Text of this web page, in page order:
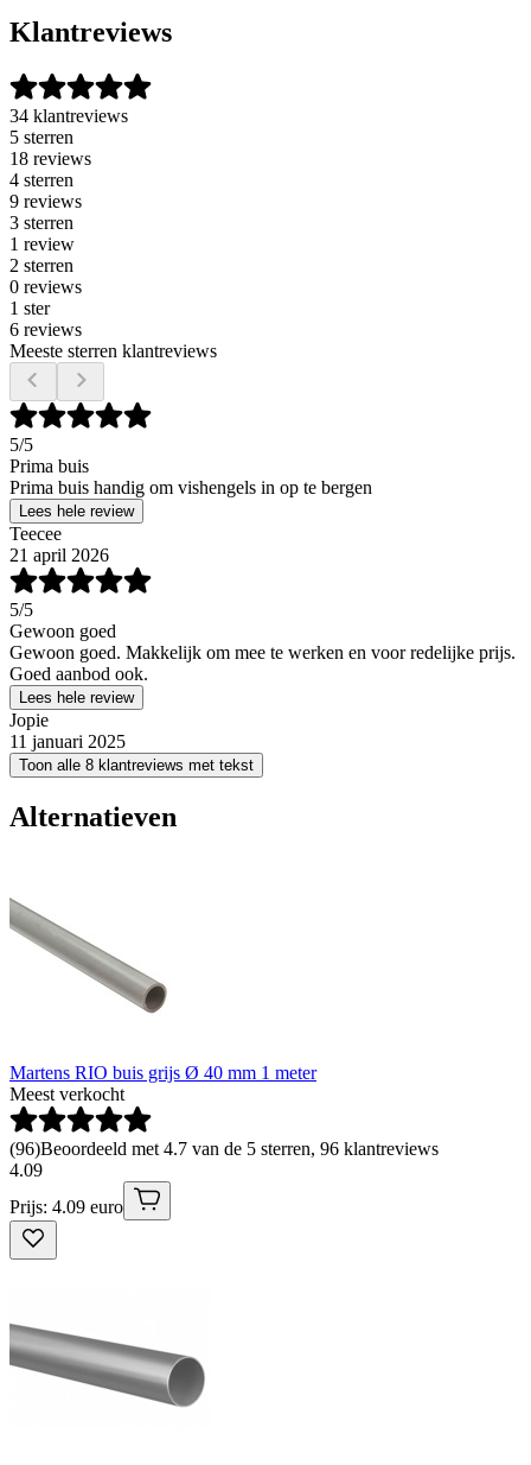
Klantreviews
34 klantreviews
5 sterren
18 reviews
4 sterren
9 reviews
3 sterren
1 review
2 sterren
0 reviews
1 ster
6 reviews
Meeste sterren klantreviews
5/5
Prima buis
Prima buis handig om vishengels in op te bergen
Lees hele review
Teecee
21 april 2026
5/5
Gewoon goed
Gewoon goed. Makkelijk om mee te werken en voor redelijke prijs.
Goed aanbod ook.
Lees hele review
Jopie
11 januari 2025
Toon alle 8 klantreviews met tekst
Alternatieven
Martens RIO buis grijs Ø 40 mm 1 meter
Meest verkocht
(96)Beoordeeld met 4.7 van de 5 sterren, 96 klantreviews
4.09
Prijs: 4.09 euro